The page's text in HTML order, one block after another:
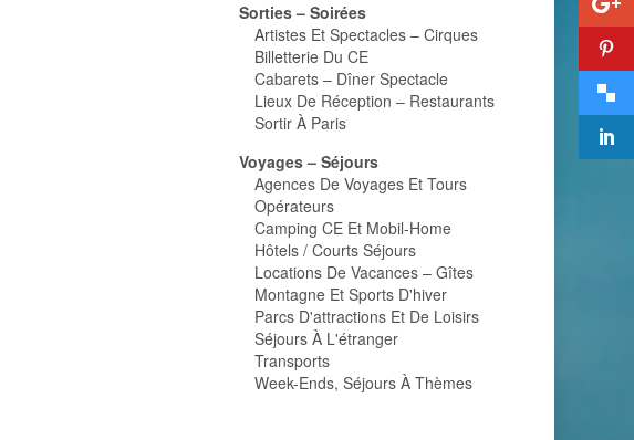
Sorties – Soirées
Artistes Et Spectacles – Cirques
Billetterie Du CE
Cabarets – Dîner Spectacle
Lieux De Réception – Restaurants
Sortir À Paris
Voyages – Séjours
Agences De Voyages Et Tours
Opérateurs
Camping CE Et Mobil-Home
Hôtels / Courts Séjours
Locations De Vacances – Gîtes
Montagne Et Sports D'hiver
Parcs D'attractions Et De Loisirs
Séjours À L'étranger
Transports
Week-Ends, Séjours À Thèmes